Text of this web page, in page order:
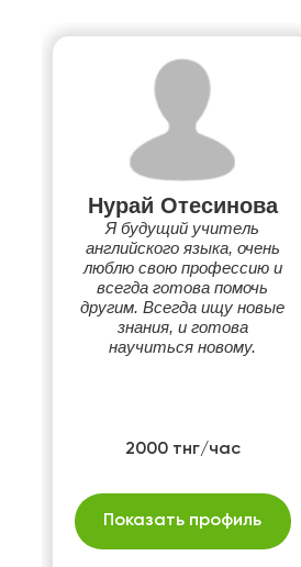
Нурай Отесинова
Я будущий учитель
английского языка, очень
люблю свою профессию и
всегда готова помочь
другим. Всегда ищу новые
знания, и готова
научиться новому.
2000 тнг/час
Показать профиль